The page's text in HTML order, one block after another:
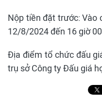
Nộp tiền đặt trước: Vào
12/8/2024 đến 16 giờ
Địa điểm tổ chức đấu
trụ sở Công ty Đấu giá